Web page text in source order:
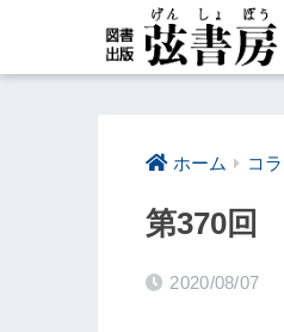
ホーム コ
第370回
2020/08/07